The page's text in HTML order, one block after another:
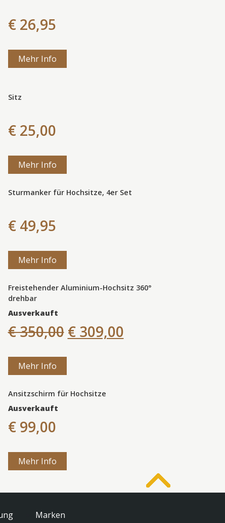
€ 26,95
Mehr Info
Sitz
€ 25,00
Mehr Info
Sturmanker für Hochsitze, 4er Set
€ 49,95
Mehr Info
Freistehender Aluminium-Hochsitz 360°
drehbar
Ausverkauft
€ 350,00 € 309,00
Mehr Info
Ansitzschirm für Hochsitze
Ausverkauft
€ 99,00
Mehr Info
Marken